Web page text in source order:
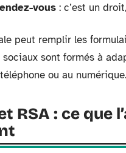
vous : c’est un
peut remplir les
sont formés à
ou au numérique.
RSA : ce que